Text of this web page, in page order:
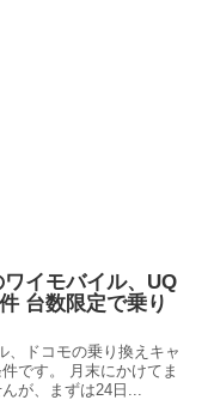
イモバイル、UQ
台数限定で乗り
、ドコモの乗り換えキャ
です。 月末にかけてま
が、まずは24日...